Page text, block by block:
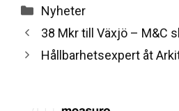
Categories
Nyheter
38 Mkr till Växjö – M&C
Hållbarhetsexpert åt